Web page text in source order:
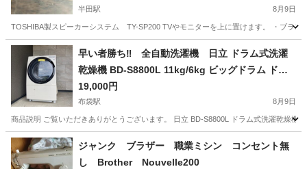
半田駅 8月9日
TOSHIBA製スピーカーシステム TY-SP200 TVやモニターを上に置けます。 ・ブラン
愛知 半田市 半田駅 オーディオ
早い者勝ち‼️ 全自動洗濯機 日立 ドラム式洗濯
乾燥機 BD-S8800L 11kg/6kg ビッグドラム ドラ
ム式洗乾機 白 ホワイト 11kg ドラム洗濯機
19,000円
布袋駅 8月9日
商品説明 ご覧いただきありがとうございます。 日立 BD-S8800L ドラム式洗濯乾燥機
愛知 一宮市 生活家電 ナイアガラ
ジャンク ブラザー 職業ミシン コンセント無
し Brother Nouvelle200